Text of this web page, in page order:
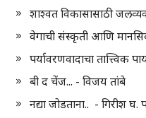
शाश्वत विकासासाठी
वेगाची संस्कृती आणि
पर्यावरणवादाचा तात्त्विक
बी द चेंज... - विजय तांबे
नद्या जोडताना.. - गिरीश घ.